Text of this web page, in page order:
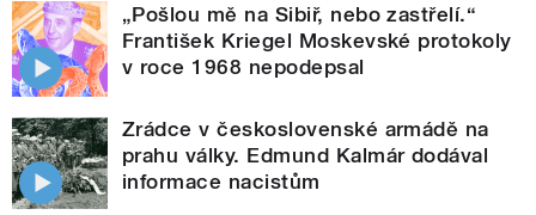
„Pošlou mě na Sibiř, nebo zastřelí.“
František Kriegel Moskevské protokoly
v roce 1968 nepodepsal
Zrádce v československé armádě na
prahu války. Edmund Kalmár dodával
informace nacistům